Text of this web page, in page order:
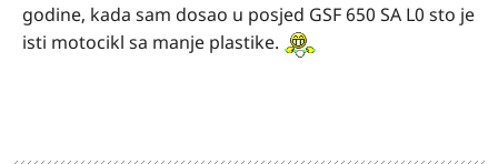
godine, kada sam dosao u posjed GSF 650 SA L0 sto je
isti motocikl sa manje plastike.